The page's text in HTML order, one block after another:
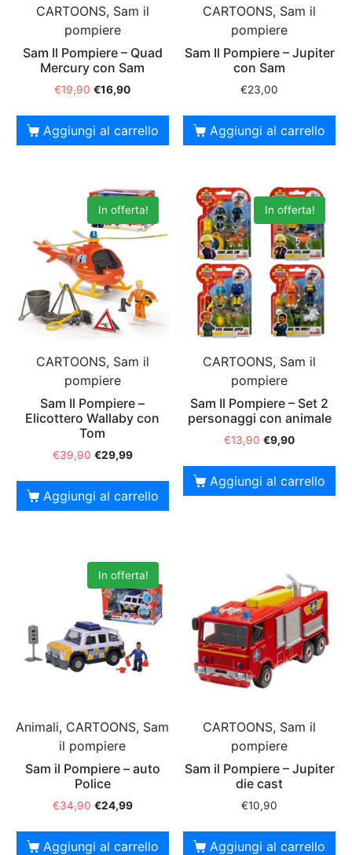
CARTOONS, Sam il
pompiere
Sam Il Pompiere – Quad
Mercury con Sam
€19,90 €16,90
Aggiungi al carrello
CARTOONS, Sam il
pompiere
Sam Il Pompiere – Jupiter
con Sam
€23,00
Aggiungi al carrello
In offerta!
CARTOONS, Sam il
pompiere
Sam Il Pompiere –
Elicottero Wallaby con
Tom
€39,90 €29,99
Aggiungi al carrello
In offerta!
CARTOONS, Sam il
pompiere
Sam Il Pompiere – Set 2
personaggi con animale
€13,90 €9,90
Aggiungi al carrello
In offerta!
Animali, CARTOONS, Sam
il pompiere
Sam il Pompiere – auto
Police
€34,90 €24,99
Aggiungi al carrello
CARTOONS, Sam il
pompiere
Sam il Pompiere – Jupiter
die cast
€10,90
Aggiungi al carrello